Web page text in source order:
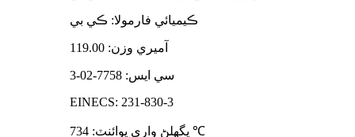
ڪيميائي فارمولا: ڪي بي
آميري وزن: 119.00
سي ايس: 7758-02-3
EINECS: 231-830-3
℃